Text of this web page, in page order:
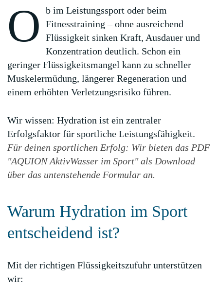
O
b im Leistungssport oder beim
Fitnesstraining – ohne ausreichend
Flüssigkeit sinken Kraft, Ausdauer und
Konzentration deutlich. Schon ein
geringer Flüssigkeitsmangel kann zu schneller
Muskelermüdung, längerer Regeneration und
einem erhöhten Verletzungsrisiko führen.
Wir wissen: Hydration ist ein zentraler
Erfolgsfaktor für sportliche Leistungsfähigkeit.
Für deinen sportlichen Erfolg: Wir bieten das PDF
"AQUION AktivWasser im Sport" als Download
über das untenstehende Formular an.
Warum Hydration im Sport
entscheidend ist?
Mit der richtigen Flüssigkeitszufuhr unterstützen
wir: